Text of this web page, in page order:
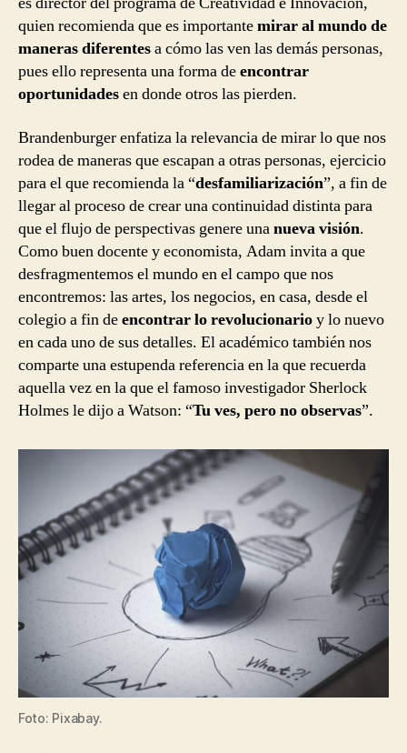
quien recomienda que es importantemirar al mundo de
maneras diferentesa cómo las ven las demás personas,
pues ello representa una forma deencontrar
oportunidadesen donde otros las pierden.
Brandenburger enfatiza la relevancia de mirar lo que nos
rodea de maneras que escapan a otras personas, ejercicio
para el que recomienda la “desfamiliarización”, a fin de
llegar al proceso de crear una continuidad distinta para
que el flujo de perspectivas genere unanueva visión.
Como buen docente y economista, Adam invita a que
desfragmentemos el mundo en el campo que nos
encontremos: las artes, los negocios, en casa, desde el
colegio a fin deencontrar lo revolucionarioy lo nuevo
en cada uno de sus detalles. El académico también nos
comparte una estupenda referencia en la que recuerda
aquella vez en la que el famoso investigador Sherlock
Holmes le dijo a Watson: “Tu ves, pero no observas”.
Foto: Pixabay.